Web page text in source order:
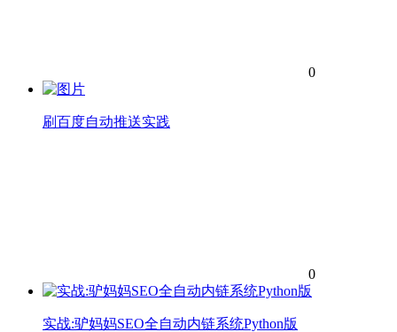
0
刷百度自动推送实践
0
实战:驴妈妈SEO全自动内链系统Python版